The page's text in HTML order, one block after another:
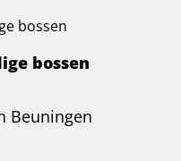
bossen
bossen
Beuningen